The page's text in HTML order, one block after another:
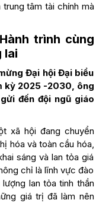
tâm tài chính mà
trình cùng
lai
Đại hội Đại biểu
kỳ 2025 -2030, ông
đến đội ngũ giáo
xã hội đang chuyển
hóa và toàn cầu hóa,
sáng và lan tỏa giá
chỉ là lĩnh vực đào
lan tỏa tinh thần
giá trị đã làm nên